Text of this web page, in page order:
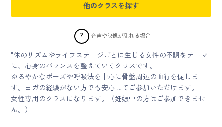
特定商取引にかかわる表示
プライバシーポリシー
他のクラスを探す
? 音声や映像が乱れる場合
"体のリズムやライフステージごとに生じる女性の不調をテーマ
に、心身のバランスを整えていくクラスです。
ゆるやかなポーズや呼吸法を中心に骨盤周辺の血行を促しま
す。ヨガの経験がない方でも安心してご参加いただけます。
女性専用のクラスになります。（妊娠中の方はご参加できませ
ん。）